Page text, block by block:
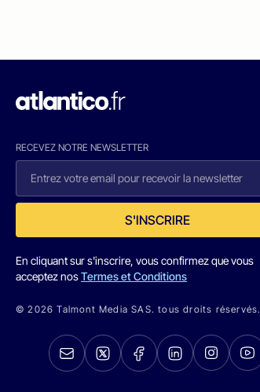
RECEVEZ NOTRE NEWSLETTER
S'INSCRIRE
En cliquant sur s'inscrire, vous confirmez que vous
acceptez nosTermes et Conditions
© 2026 Talmont Media SAS. tous droits réservés.